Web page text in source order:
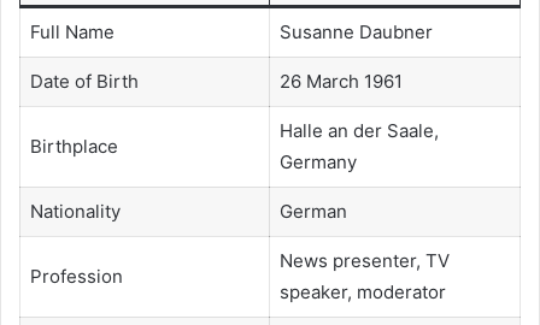
Full Name Susanne Daubner
Date of Birth 26 March 1961
Birthplace
Halle an der Saale,
Germany
Nationality German
Profession
News presenter, TV
speaker, moderator